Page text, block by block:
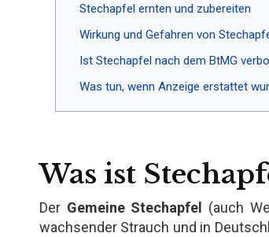
Stechapfel ernten und zubereiten
Wirkung und Gefahren von
Ist Stechapfel nach dem BtMG
Was tun, wenn Anzeige erstattet
Was ist
Der Gemeine Stechapfel (auch
wachsender Strauch und in